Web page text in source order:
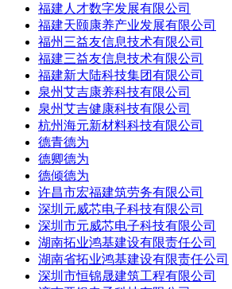
福建人才数字发展有限公司
福建天颐康养产业发展有限公司
福州三益友信息技术有限公司
福建三益友信息技术有限公司
福建新大陆科技集团有限公司
泉州艾吉康养科技有限公司
泉州艾吉健康科技有限公司
杭州海元新材料科技有限公司
德青德为
德卿德为
德倾德为
许昌市宏福建筑劳务有限公司
深圳元威芯电子科技有限公司
深圳市元威芯电子科技有限公司
湖南拓业鸿基建设有限责任公司
湖南省拓业鸿基建设有限责任公司
深圳市恒锦晟建筑工程有限公司